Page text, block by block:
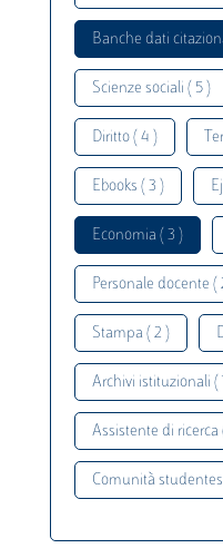
Banche dati
Scienze sociali ( 5 )
Diritto ( 4 )
Ebooks ( 3 )
Economia ( 3 )
Personale docente (
Stampa ( 2 )
Archivi istituzionali (
Assistente di ricerca
Comunità